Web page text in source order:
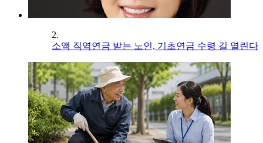
2.
소액 직역연금 받는 노인, 기초연금 수령 길 열린다